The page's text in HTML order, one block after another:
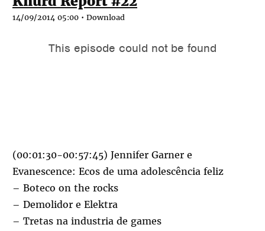
14/09/2014 05:00 • Download
(00:01:30-00:57:45) Jennifer Garner e
Evanescence: Ecos de uma adolescência feliz
– Boteco on the rocks
– Demolidor e Elektra
– Tretas na industria de games